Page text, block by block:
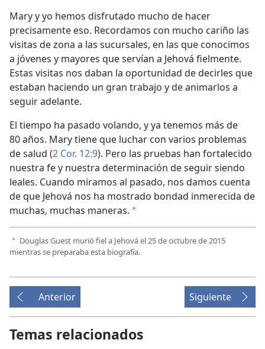
Mary y yo hemos disfrutado mucho de hacer
precisamente eso. Recordamos con mucho cariño las
visitas de zona a las sucursales, en las que conocimos
a jóvenes y mayores que servían a Jehová fielmente.
Estas visitas nos daban la oportunidad de decirles que
estaban haciendo un gran trabajo y de animarlos a
seguir adelante.
El tiempo ha pasado volando, y ya tenemos más de
80 años. Mary tiene que luchar con varios problemas
de salud (2 Cor. 12:9). Pero las pruebas han fortalecido
nuestra fe y nuestra determinación de seguir siendo
leales. Cuando miramos al pasado, nos damos cuenta
de que Jehová nos ha mostrado bondad inmerecida de
muchas, muchas maneras. a
a Douglas Guest murió fiel a Jehová el 25 de octubre de 2015
mientras se preparaba esta biografía.
Anterior Siguiente
Temas relacionados